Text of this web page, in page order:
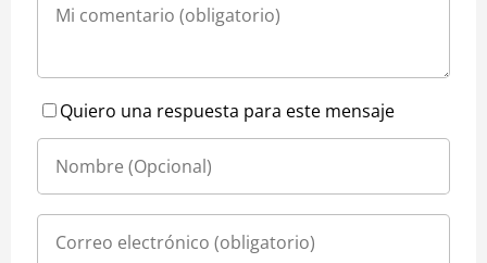
Quiero una respuesta para este mensaje